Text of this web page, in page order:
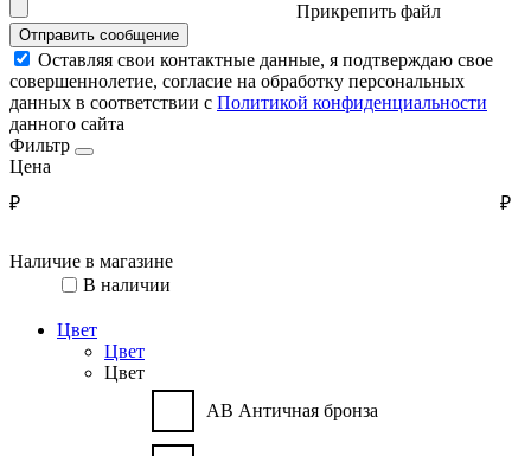
Прикрепить файл
Отправить сообщение
Оставляя свои контактные данные, я подтверждаю свое
совершеннолетие, согласие на обработку персональных
данных в соответствии с Политикой конфиденциальности
данного сайта
Фильтр
Цена
₽
₽
Наличие в магазине
В наличии
Цвет
Цвет
Цвет
AB Античная бронза